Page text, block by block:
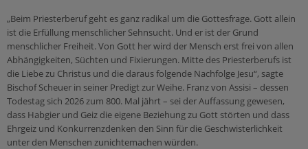
„Beim Priesterberuf geht es ganz radikal um die Gottesfrage. Gott allein
ist die Erfüllung menschlicher Sehnsucht. Und er ist der Grund
menschlicher Freiheit. Von Gott her wird der Mensch erst frei von allen
Abhängigkeiten, Süchten und Fixierungen. Mitte des Priesterberufs ist
die Liebe zu Christus und die daraus folgende Nachfolge Jesu“, sagte
Bischof Scheuer in seiner Predigt zur Weihe. Franz von Assisi – dessen
Todestag sich 2026 zum 800. Mal jährt – sei der Auffassung gewesen,
dass Habgier und Geiz die eigene Beziehung zu Gott störten und dass
Ehrgeiz und Konkurrenzdenken den Sinn für die Geschwisterlichkeit
unter den Menschen zunichtemachen würden.